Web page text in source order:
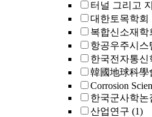
터널 그리고
대한토목학회
복합신소재학
항공우주시스
한국전자통신
韓國地球科學
Corrosion
한국군사학논
산업연구 (1)